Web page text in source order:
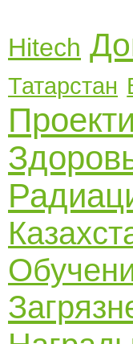
Hitech
Татарстан